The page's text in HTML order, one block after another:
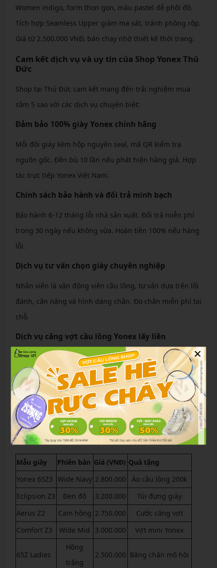
Women indigo, form thon gọn, màu pastel dễ phối đồ.
Tích hợp Seamless Upper giảm ma sát, tránh phồng rộp.
Giá từ 2.500.000 VNĐ, bán chạy nhờ thiết kế thời trang.
Cam kết dịch vụ và uy tín của Shop Yonex Thủ
Đức
Shop tại Thủ Đức cam kết mang đến trải nghiệm mua
sắm 5 sao với các dịch vụ chuyên biệt:
Đảm bảo 100% giày Yonex chính hãng
Mỗi đôi giày kèm hộp nguyên seal, mã QR kiểm tra
nguồn gốc. Đền bù 10 lần nếu phát hiện hàng giả. Hợp
tác trực tiếp Yonex Việt Nam.
Chính sách bảo hành và đổi trả minh bạch
Bảo hành 6-12 tháng lỗi nhà sản xuất. Đổi trả miễn phí
trong 30 ngày nếu không vừa. Hoàn tiền 100% nếu hàng
lỗi.
Dịch vụ tư vấn chọn giày chuyên nghiệp
Nhân viên là vận động viên cầu lông, tư vấn dựa trên lối
đánh, cân nặng và hình dáng chân. Đo chân miễn phí tại
chỗ.
Dịch vụ căng vợt cầu lông Yonex lấy liền
Máy căng điện tử Nhật Bản, dây BG66 Ultimax chính
hãng. Lấy liền trong 30 phút, giá từ 150.000 VNĐ.
Bảng giá giày cầu lông Yonex cập nhật mới
nhất
Dưới đây là bảng giá tham khảo tại shop Thủ Đức (cập
nhật 11/2025, có thể thay đổi theo khuyến mãi):
Mẫu giày Phiên bản Giá (VNĐ) Quà tặng
Yonex 65Z3 Wide Navy 2.800.000
Áo cầu lông 200k
Eclipsion Z3
Đen đỏ 3.200.000
Túi đựng giày
Aerus Z2
Cam hồng 2.750.000
Cước căng vợt
Comfort Z3
Wide Mid 3.000.000 Vợt mini Yonex
65Z Ladies
Hồng
trắng
2.500.000 Băng chặn mồ hôi
×